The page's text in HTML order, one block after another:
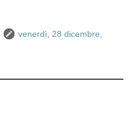
venerdì, 28 dicembre,